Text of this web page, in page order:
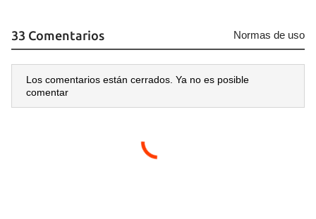
INICIAR SESIÓN CANCELAR
33 Comentarios Normas de uso
Los comentarios están cerrados. Ya no es posible
comentar